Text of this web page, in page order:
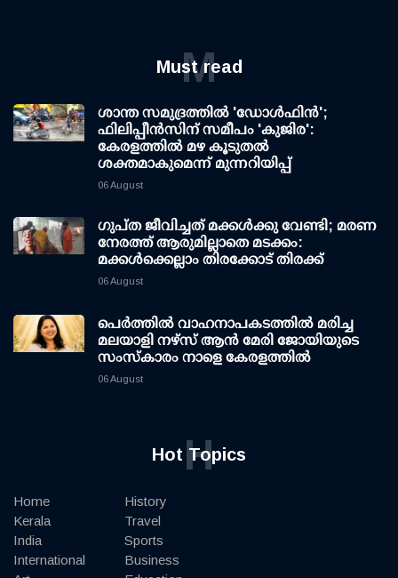
Must read
M
ശാന്ത സമുദ്രത്തില്‍ 'ഡോള്‍ഫിന്‍';
ഫിലിപ്പീന്‍സിന് സമീപം 'കുജിര':
കേരളത്തില്‍ മഴ കൂടുതല്‍
ശക്തമാകുമെന്ന് മുന്നറിയിപ്പ്
06 August
ഗുപ്ത ജീവിച്ചത് മക്കള്‍ക്കു വേണ്ടി; മരണ
നേരത്ത് ആരുമില്ലാതെ മടക്കം:
മക്കള്‍ക്കെല്ലാം തിരക്കോട് തിരക്ക്
06 August
പെർത്തിൽ വാഹനാപകടത്തിൽ മരിച്ച
മലയാളി നഴ്സ് ആൻ മേരി ജോയിയുടെ
സംസ്കാരം നാളെ കേരളത്തിൽ
06 August
Hot Topics
H
Home
Kerala
India
International
History
Travel
Sports
Business